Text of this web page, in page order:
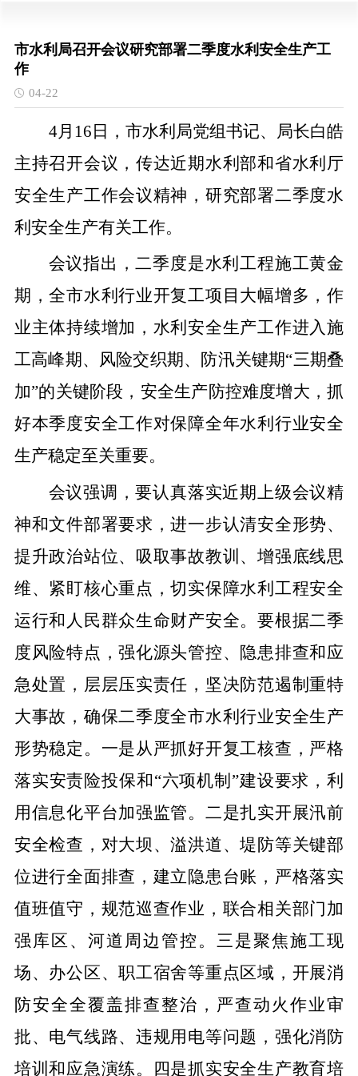
市水利局召开会议研究部署二季度水利安全生产工
作
04-22
4月16日，市水利局党组书记、局长白皓
主持召开会议，传达近期水利部和省水利厅
安全生产工作会议精神，研究部署二季度水
利安全生产有关工作。
会议指出，二季度是水利工程施工黄金
期，全市水利行业开复工项目大幅增多，作
业主体持续增加，水利安全生产工作进入施
工高峰期、风险交织期、防汛关键期“三期叠
加”的关键阶段，安全生产防控难度增大，抓
好本季度安全工作对保障全年水利行业安全
生产稳定至关重要。
会议强调，要认真落实近期上级会议精
神和文件部署要求，进一步认清安全形势、
提升政治站位、吸取事故教训、增强底线思
维、紧盯核心重点，切实保障水利工程安全
运行和人民群众生命财产安全。要根据二季
度风险特点，强化源头管控、隐患排查和应
急处置，层层压实责任，坚决防范遏制重特
大事故，确保二季度全市水利行业安全生产
形势稳定。一是从严抓好开复工核查，严格
落实安责险投保和“六项机制”建设要求，利
用信息化平台加强监管。二是扎实开展汛前
安全检查，对大坝、溢洪道、堤防等关键部
位进行全面排查，建立隐患台账，严格落实
值班值守，规范巡查作业，联合相关部门加
强库区、河道周边管控。三是聚焦施工现
场、办公区、职工宿舍等重点区域，开展消
防安全全覆盖排查整治，严查动火作业审
批、电气线路、违规用电等问题，强化消防
培训和应急演练。四是抓实安全生产教育培